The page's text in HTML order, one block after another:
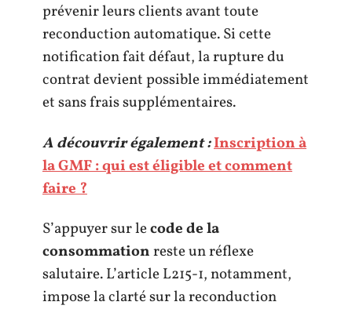
prévenir leurs clients avant toute
reconduction automatique. Si cette
notification fait défaut, la rupture du
contrat devient possible immédiatement
et sans frais supplémentaires.
A découvrir également :Inscription à
la GMF : qui est éligible et comment
faire ?
S’appuyer sur lecode de la
consommationreste un réflexe
salutaire. L’article L215-1, notamment,
impose la clarté sur la reconduction